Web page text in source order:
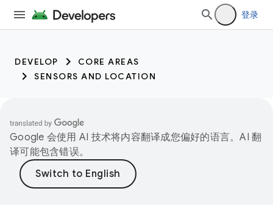
登录
DEVELOP
CORE AREAS
SENSORS AND LOCATION
Google 会使用 AI 技术将内容翻译成您偏好的语言。AI 翻
译可能包含错误。